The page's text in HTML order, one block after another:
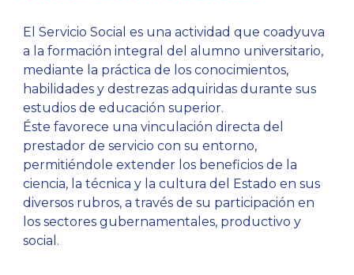
El Servicio Social es una actividad que coadyuva
a la formación integral del alumno universitario,
mediante la práctica de los conocimientos,
habilidades y destrezas adquiridas durante sus
estudios de educación superior.
Éste favorece una vinculación directa del
prestador de servicio con su entorno,
permitiéndole extender los beneficios de la
ciencia, la técnica y la cultura del Estado en sus
diversos rubros, a través de su participación en
los sectores gubernamentales, productivo y
social.